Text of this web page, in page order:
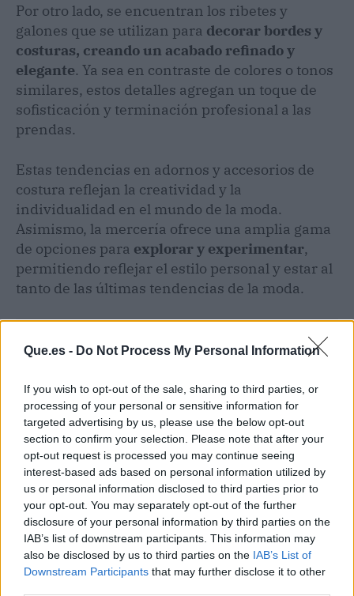
Que.es - Do Not Process My Personal Information
If you wish to opt-out of the sale, sharing to third parties, or
processing of your personal or sensitive information for
targeted advertising by us, please use the below opt-out
section to confirm your selection. Please note that after your
opt-out request is processed you may continue seeing
interest-based ads based on personal information utilized by
us or personal information disclosed to third parties prior to
your opt-out. You may separately opt-out of the further
disclosure of your personal information by third parties on the
IAB’s list of downstream participants. This information may
also be disclosed by us to third parties on the IAB’s List of
Downstream Participants that may further disclose it to other
Por otro lado, se encuentran los ribetes y
galones que se utilizan para decorar bordes y
costuras, creando un acabado refinado y
elegante. Ya sea en contraste de colores o tonos
similares, estos detalles agregan un toque de
sofisticación y terminación profesional a las
prendas.
Estas tendencias en adornos y accesorios de
costura reflejan la creatividad y la
individualidad en el mundo de la moda.
Asimismo, la mercería ofrece una amplia gama
de opciones para explorar y experimentar,
permitiendo reflejar el estilo personal y estar al
tanto de las últimas tendencias de la moda.
Publicidad